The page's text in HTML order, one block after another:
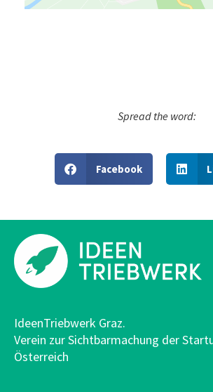
Spread the word:
Facebook
IdeenTriebwerk Graz.
Verein zur Sichtbarmachung der
Österreich